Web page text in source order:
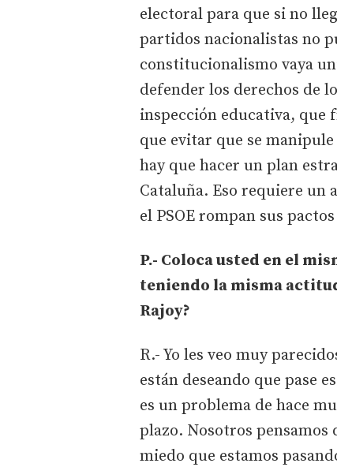
electoral para que si no
partidos nacionalistas no
constitucionalismo vaya
defender los derechos de
inspección educativa, que
que evitar que se
hay que hacer un plan
Cataluña. Eso requiere un
el PSOE rompan sus
P.- Coloca usted en el
teniendo la misma
Rajoy?
R.- Yo les veo muy
están deseando que pase
es un problema de hace
plazo. Nosotros pensamos
miedo que estamos